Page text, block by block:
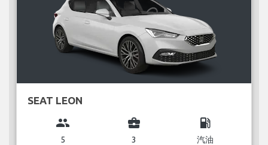
SEAT LEON
group
5
business_center
3
local_gas_station
汽油